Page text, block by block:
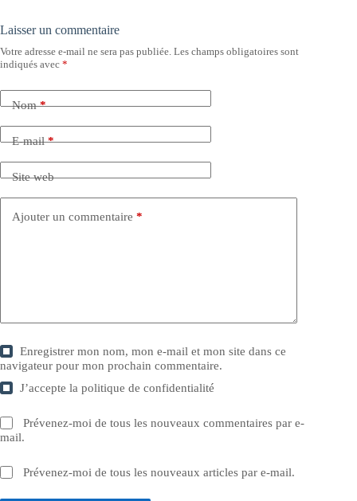
Laisser un commentaire
Votre adresse e-mail ne sera pas publiée. Les champs obligatoires sont
indiqués avec *
Nom*
E-mail*
Site web
Ajouter un commentaire *
Enregistrer mon nom, mon e-mail et mon site dans ce
navigateur pour mon prochain commentaire.
J’accepte lapolitique de confidentialité
Prévenez-moi de tous les nouveaux commentaires par e-
mail.
Prévenez-moi de tous les nouveaux articles par e-mail.